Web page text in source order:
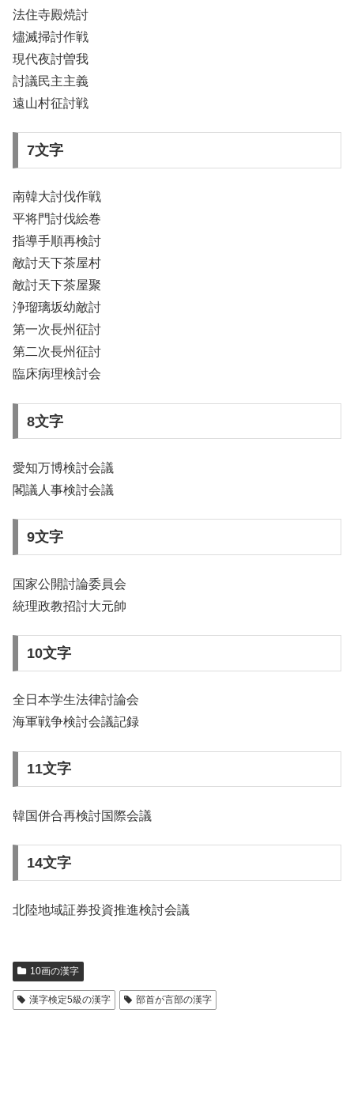
法住寺殿焼討
燼滅掃討作戦
現代夜討曽我
討議民主主義
遠山村征討戦
7文字
南韓大討伐作戦
平将門討伐絵巻
指導手順再検討
敵討天下茶屋村
敵討天下茶屋聚
浄瑠璃坂幼敵討
第一次長州征討
第二次長州征討
臨床病理検討会
8文字
愛知万博検討会議
閣議人事検討会議
9文字
国家公開討論委員会
統理政教招討大元帥
10文字
全日本学生法律討論会
海軍戦争検討会議記録
11文字
韓国併合再検討国際会議
14文字
北陸地域証券投資推進検討会議
10画の漢字
漢字検定5級の漢字 部首が言部の漢字